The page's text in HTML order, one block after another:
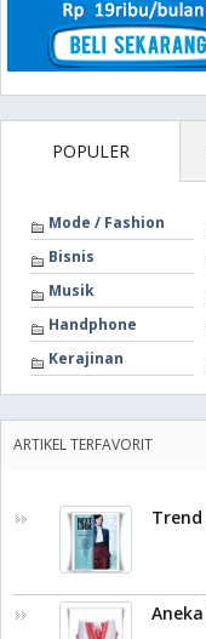
POPULER
Mode / Fashion
Bisnis
Musik
Handphone
Kerajinan
ARTIKEL TERFAVORIT